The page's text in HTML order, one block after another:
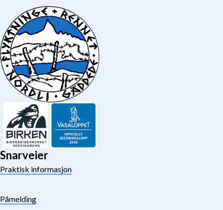
Snarveier
Praktisk informasjon
Påmelding